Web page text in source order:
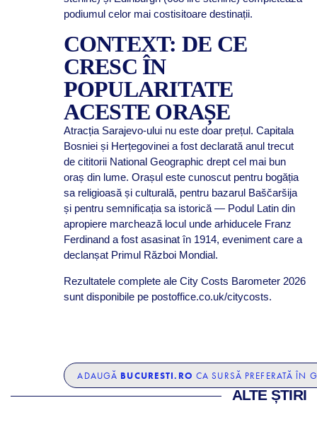
podiumul celor mai costisitoare destinații.
CONTEXT: DE CE
CRESC ÎN
POPULARITATE
ACESTE ORAȘE
Atracția Sarajevo-ului nu este doar prețul. Capitala
Bosniei și Herțegovinei a fost declarată anul trecut
de cititorii National Geographic drept cel mai bun
oraș din lume. Orașul este cunoscut pentru bogăția
sa religioasă și culturală, pentru bazarul Baščaršija
și pentru semnificația sa istorică — Podul Latin din
apropiere marchează locul unde arhiducele Franz
Ferdinand a fost asasinat în 1914, eveniment care a
declanșat Primul Război Mondial.
Rezultatele complete ale City Costs Barometer 2026
sunt disponibile pe postoffice.co.uk/citycosts.
ADAUGĂ BUCURESTI.RO CA SURSĂ PREFERATĂ ÎN
ALTE ȘTIRI